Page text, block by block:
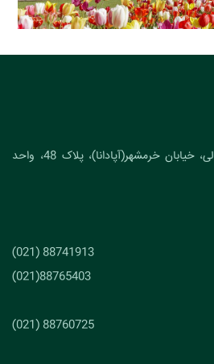
آدرس : تهران، سهروردی شمالی، خیابان خرمشهر(آپادانا)، پلاک 48، واحد
88741913 (021)
88765403(021)
88760725 (021)